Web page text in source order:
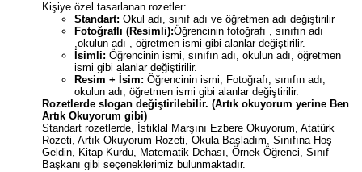
Kişiye özel tasarlanan rozetler:
Standart: Okul adı, sınıf adı ve öğretmen adı değiştirilir
Fotoğraflı (Resimli):Öğrencinin fotoğrafı , sınıfın adı
,okulun adı , öğretmen ismi gibi alanlar değiştirilir.
İsimli: Öğrencinin ismi, sınıfın adı, okulun adı, öğretmen
ismi gibi alanlar değiştirilir.
Resim + İsim: Öğrencinin ismi, Fotoğrafı, sınıfın adı,
okulun adı, öğretmen ismi gibi alanlar değiştirilir.
Rozetlerde slogan değiştirilebilir. (Artık okuyorum yerine Ben
Artık Okuyorum gibi)
Standart rozetlerde, İstiklal Marşını Ezbere Okuyorum, Atatürk
Rozeti, Artık Okuyorum Rozeti, Okula Başladım, Sınıfına Hoş
Geldin, Kitap Kurdu, Matematik Dehası, Örnek Öğrenci, Sınıf
Başkanı gibi seçeneklerimiz bulunmaktadır.